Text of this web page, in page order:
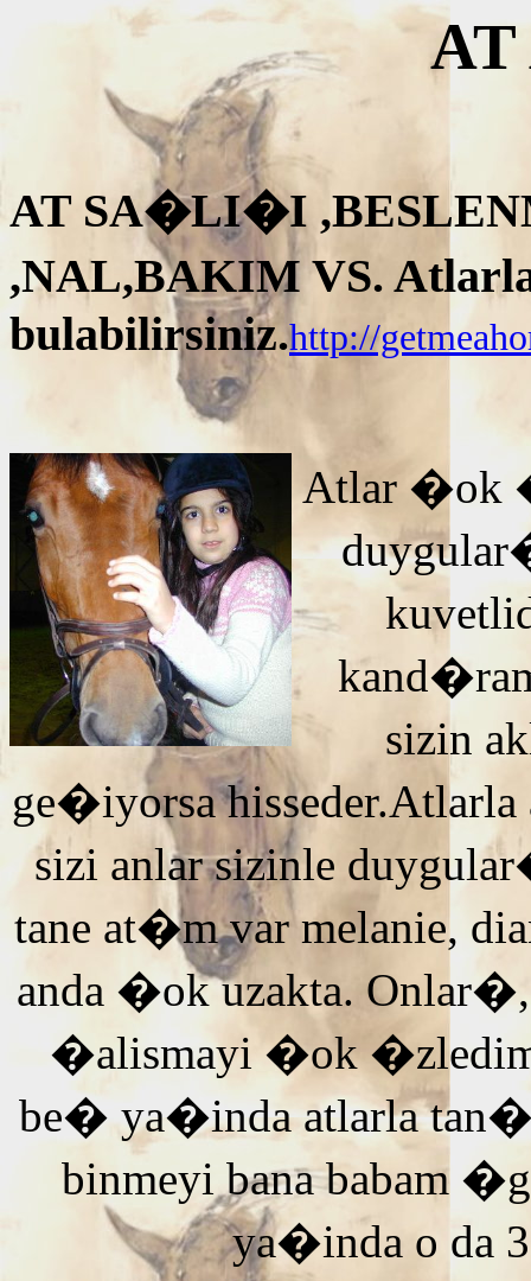
AT SA�LI�I
,NAL,BAKIM VS.
bulabilirsiniz.http://
Atlar �ok
sizin
ge�iyorsa
sizi anlar sizinle
tane at�m var melanie,
anda �ok uzakta.
�alismayi �ok
be� ya�inda atlarla
binmeyi bana babam
ya�inda o da